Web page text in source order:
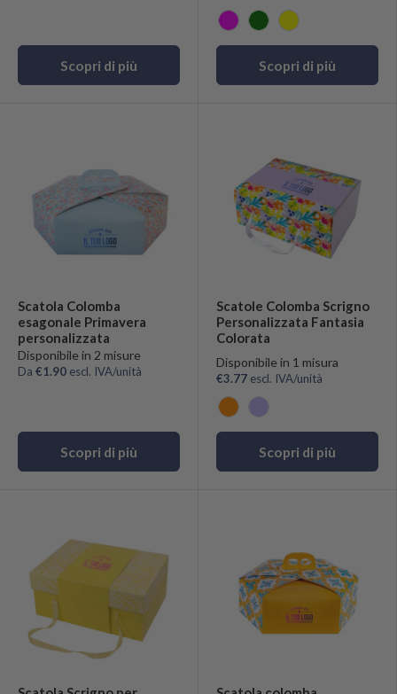
Scopri di più
FucsiaVerdeGiallo
Scopri di più
Scatola Colomba
esagonale Primavera
personalizzata
Disponibile in 2 misure
Da €1.90 escl. IVA/unità
Scopri di più
Scatole Colomba Scrigno
Personalizzata Fantasia
Colorata
Disponibile in 1 misura
€3.77 escl. IVA/unità
Arancio
Lilla
Scopri di più